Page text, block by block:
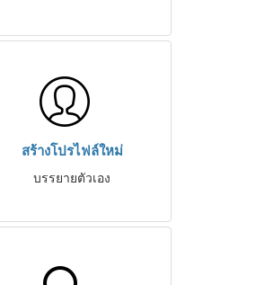
สร้างโปรไฟล์ใหม่
บรรยายตัวเอง